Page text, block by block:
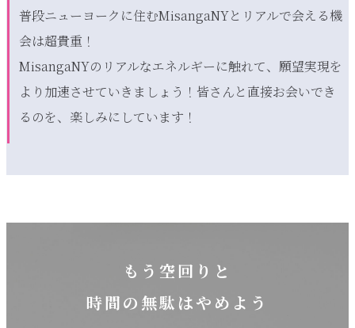
普段ニューヨークに住むMisangaNYとリアルで会える機
会は超貴重！
MisangaNYのリアルなエネルギーに触れて、願望実現を
より加速させていきましょう！皆さんと直接お会いでき
るのを、楽しみにしています！
もう空回りと
時間の無駄はやめよう